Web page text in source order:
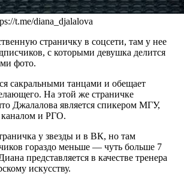
t.me/diana_djalalova
страничку в соцсети, там у нее
с которыми девушка делится
фото.
сакральными танцами и обещает
На этой же страничке
Джалалова является спикером МГУ,
и РГО.
у звезды и в ВК, но там
гораздо меньше — чуть больше 7
представляется в качестве тренера
искусству.